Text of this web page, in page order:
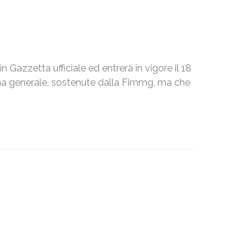
Gazzetta ufficiale ed entrerà in vigore il 18
generale, sostenute dalla Fimmg, ma che